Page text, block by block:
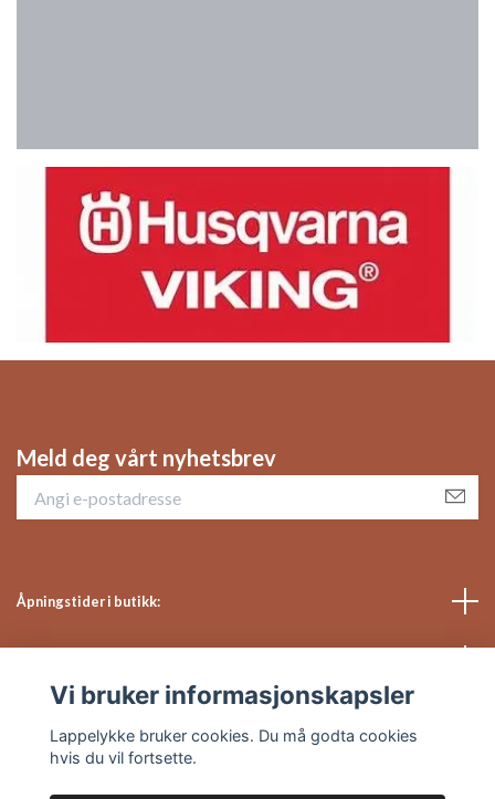
Meld deg vårt nyhetsbrev
Åpningstider i butikk:
Vi bruker informasjonskapsler
Lappelykke bruker cookies. Du må godta cookies
hvis du vil fortsette.